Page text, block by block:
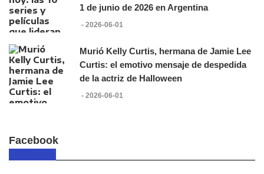
1 de junio de 2026 en Argentina
- 2026-06-01
Murió Kelly Curtis, hermana de Jamie Lee
Curtis: el emotivo mensaje de despedida
de la actriz de Halloween
- 2026-06-01
Facebook